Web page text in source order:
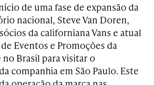
de uma fase de expansão da
nacional, Steve Van Doren,
da californiana Vans e atual
Eventos e Promoções da
Brasil para visitar o
companhia em São Paulo. Este